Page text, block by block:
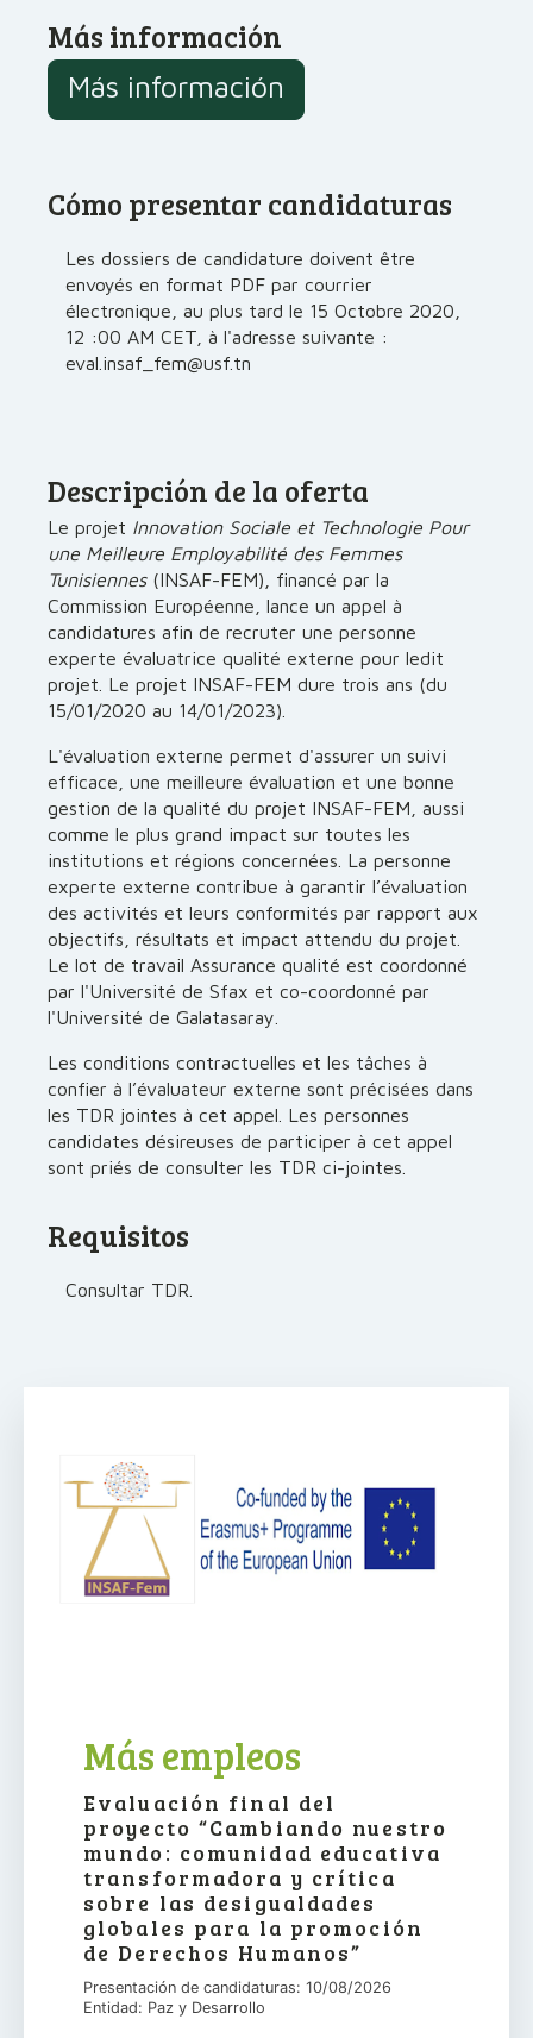
Más información
Más información
Cómo presentar candidaturas
Les dossiers de candidature doivent être
envoyés en format PDF par courrier
électronique, au plus tard le 15 Octobre 2020,
12 :00 AM CET, à l'adresse suivante :
eval.insaf_fem@usf.tn
Descripción de la oferta
Le projet Innovation Sociale et Technologie Pour
une Meilleure Employabilité des Femmes
Tunisiennes(INSAF-FEM), financé par la
Commission Européenne, lance un appel à
candidatures afin de recruter une personne
experte évaluatrice qualité externe pour ledit
projet. Le projet INSAF-FEM dure trois ans (du
15/01/2020 au 14/01/2023).
L'évaluation externe permet d'assurer un suivi
efficace, une meilleure évaluation et une bonne
gestion de la qualité du projet INSAF-FEM, aussi
comme le plus grand impact sur toutes les
institutions et régions concernées. La personne
experte externe contribue à garantir l’évaluation
des activités et leurs conformités par rapport aux
objectifs, résultats et impact attendu du projet.
Le lot de travail Assurance qualité est coordonné
par l'Université de Sfax et co-coordonné par
l'Université de Galatasaray.
Les conditions contractuelles et les tâches à
confier à l’évaluateur externe sont précisées dans
les TDR jointes à cet appel. Les personnes
candidates désireuses de participer à cet appel
sont priés de consulter les TDR ci-jointes.
Requisitos
Consultar TDR.
Más empleos
Evaluación final del
proyecto “Cambiando nuestro
mundo: comunidad educativa
transformadora y crítica
sobre las desigualdades
globales para la promoción
de Derechos Humanos”
Presentación de candidaturas: 10/08/2026
Entidad: Paz y Desarrollo